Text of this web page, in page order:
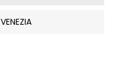
VENEZIA